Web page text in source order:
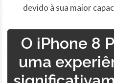
devido à sua maior
O iPhone 8
uma